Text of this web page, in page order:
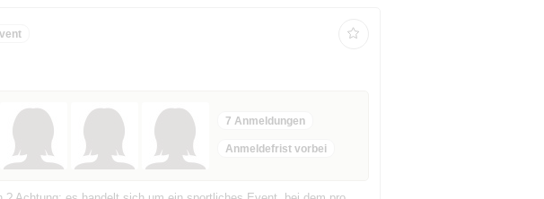
7 Anmeldungen
Anmeldefrist vorbei